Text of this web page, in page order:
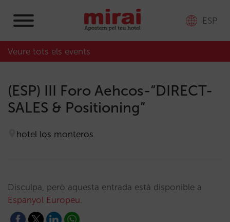
ESP
Veure tots els events
(ESP) III Foro Aehcos-“DIRECT-
SALES & Positioning”
hotel los monteros
Disculpa, però aquesta entrada està disponible a
Espanyol Europeu.